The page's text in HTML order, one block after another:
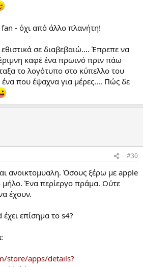
fan - όχι από άλλο πλανήτη!
σε διαβεβαιώ.... Έπρεπε να
καφέ ένα πρωινό πριν πάω
το λογότυπο στο κύπελλο του
ένα που έψαχνα για μέρες.... Πώς δε
#30
ανοικτομυαλη. Όσους ξέρω με apple
μήλο. Ένα περίεργο πράμα. Ούτε
έχουν.
επίσημα το s4?
store/apps/details?